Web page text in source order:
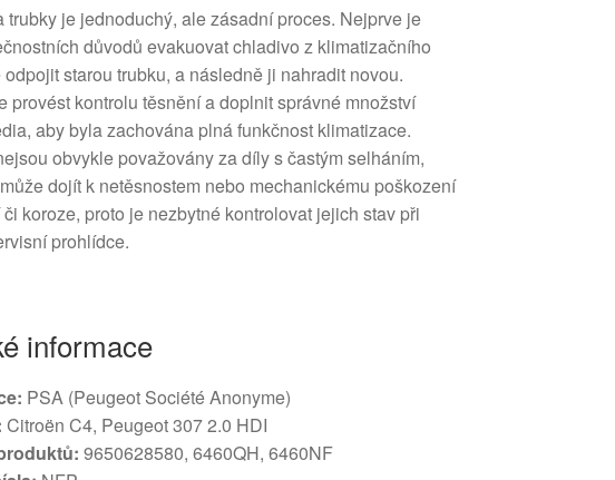
trubky je jednoduchý, ale zásadní proces. Nejprve je
důvodů evakuovat chladivo z klimatizačního
starou trubku, a následně ji nahradit novou.
provést kontrolu těsnění a doplnit správné množství
aby byla zachována plná funkčnost klimatizace.
obvykle považovány za díly s častým selháním,
dojít k netěsnostem nebo mechanickému poškození
koroze, proto je nezbytné kontrolovat jejich stav při
prohlídce.
informace
PSA (Peugeot Société Anonyme)
Citroën C4, Peugeot 307 2.0 HDI
9650628580, 6460QH, 6460NF